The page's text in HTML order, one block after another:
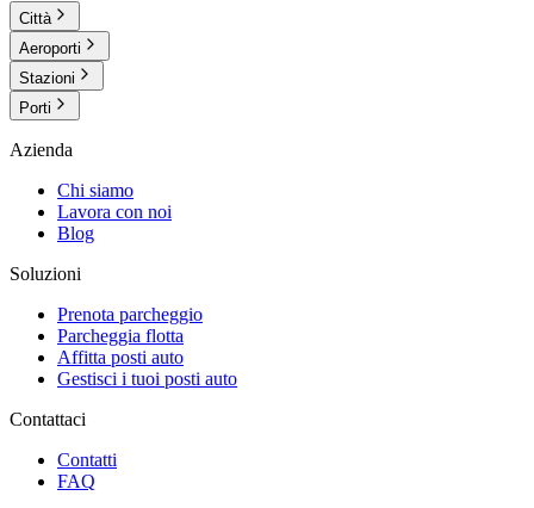
Città
Aeroporti
Stazioni
Porti
Azienda
Chi siamo
Lavora con noi
Blog
Soluzioni
Prenota parcheggio
Parcheggia flotta
Affitta posti auto
Gestisci i tuoi posti auto
Contattaci
Contatti
FAQ